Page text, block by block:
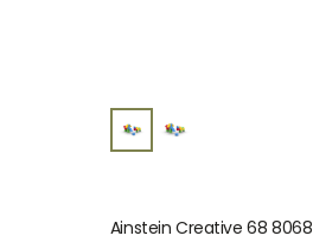
Ainstein Creative 68 8068